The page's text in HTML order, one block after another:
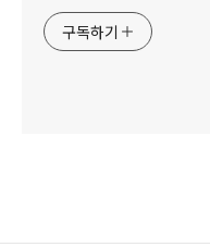
구독하기